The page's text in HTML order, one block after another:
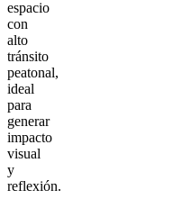
espacio
con
alto
tránsito
peatonal,
ideal
para
generar
impacto
visual
y
reflexión.